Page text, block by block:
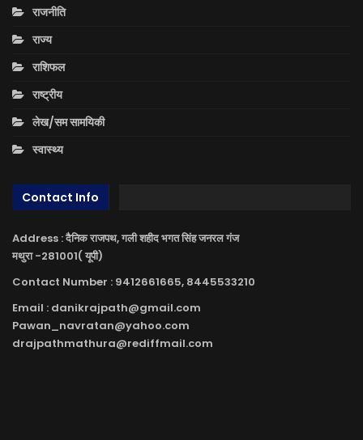
राजनीति
राज्य
राशिफल
राष्ट्रीय
लेख/सम सामयिकी
स्वास्थ्य
Contact Info
Address : दैनिक राजपथ, गली शहीद भगत सिंह जनरल गंज
मथुरा -281001( यूपी)
Contact Number : 9412661665, 8445533210
Email : danikrajpath@gmail.com
Pawan_navratan@yahoo.com
drajpathmathura@rediffmail.com